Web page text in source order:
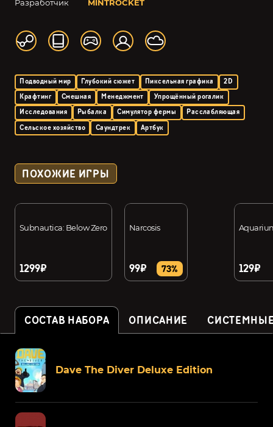
Разработчик
MINTROCKET
Подводный мир Глубокий сюжет Пиксельная графика
2D
Крафтинг
Смешная Менеджмент
Упрощённый рогалик
Исследования
Рыбалка Симулятор фермы
Расслабляющая
Сельское хозяйство
Саундтрек Артбук
ПОХОЖИЕ ИГРЫ
Subnautica: Below Zero
1299₽
Narcosis
99₽ 73% 129₽
СОСТАВ НАБОРА ОПИСАНИЕ
Dave The Diver Deluxe Edition